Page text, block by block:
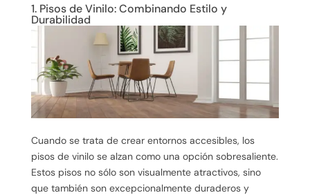
1. Pisos de Vinilo: Combinando Estilo y
Durabilidad
Cuando se trata de crear entornos accesibles, los
pisos de vinilo se alzan como una opción sobresaliente.
Estos pisos no sólo son visualmente atractivos, sino
que también son excepcionalmente duraderos y